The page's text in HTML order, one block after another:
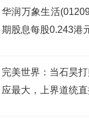
华润万象生活
期股息每股0.243港
完美世界：当石昊
应最大，上界道统